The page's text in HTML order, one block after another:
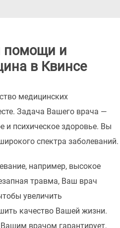
помощи и
в Квинсе
медицинских
Задача Вашего врача —
и психическое здоровье. Вы
спектра заболеваний.
например, высокое
травма, Ваш врач
увеличить
качество Вашей жизни.
врачом гарантирует,